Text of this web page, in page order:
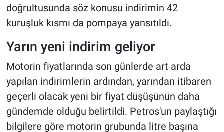
doğrultusunda söz konusu indirimin 42
kuruşluk kısmı da pompaya yansıtıldı.
Yarın yeni indirim geliyor
Motorin fiyatlarında son günlerde art arda
yapılan indirimlerin ardından, yarından itibaren
geçerli olacak yeni bir fiyat düşüşünün daha
gündemde olduğu belirtildi. Petros'un paylaştığı
bilgilere göre motorin grubunda litre başına